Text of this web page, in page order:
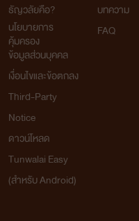
ธัญวลัยคือ?
นโยบายการ
คุ้มครอง
ข้อมูลส่วนบุคคล
เงื่อนไขและข้อตกลง
Third-Party
Notice
ดาวน์โหลด
Tunwalai Easy
(สำหรับ Android)
บทความ
FAQ